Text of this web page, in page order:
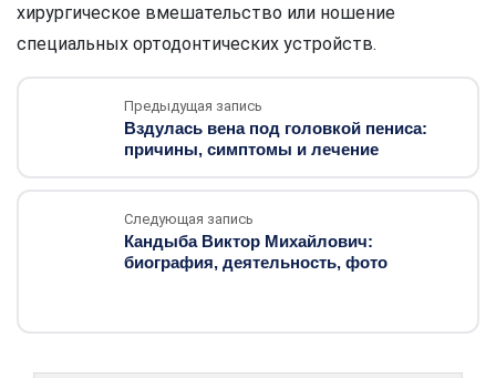
хирургическое вмешательство или ношение
специальных ортодонтических устройств.
Предыдущая запись
Вздулась вена под головкой пениса:
причины, симптомы и лечение
Следующая запись
Кандыба Виктор Михайлович:
биография, деятельность, фото